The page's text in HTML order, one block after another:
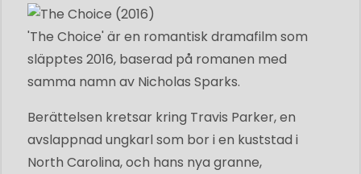
'The Choice' är en romantisk dramafilm som
släpptes 2016, baserad på romanen med
samma namn av Nicholas Sparks.
Berättelsen kretsar kring Travis Parker, en
avslappnad ungkarl som bor i en kuststad i
North Carolina, och hans nya granne,